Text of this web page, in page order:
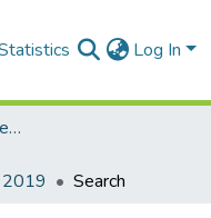
Log In
Сборники трудов и материалов конференций
2019 Search